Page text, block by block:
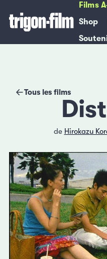
Films
Shop
Tous les films
de Hirokazu